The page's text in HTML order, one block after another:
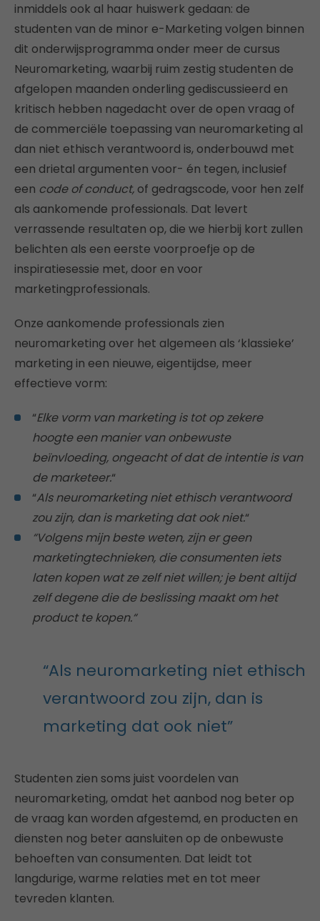
inmiddels ook al haar huiswerk gedaan: de
studenten van de minor e-Marketing volgen binnen
dit onderwijsprogramma onder meer de cursus
Neuromarketing, waarbij ruim zestig studenten de
afgelopen maanden onderling gediscussieerd en
kritisch hebben nagedacht over de open vraag of
de commerciële toepassing van neuromarketing al
dan niet ethisch verantwoord is, onderbouwd met
een drietal argumenten voor- én tegen, inclusief
een code of conduct, of gedragscode, voor hen zelf
als aankomende professionals. Dat levert
verrassende resultaten op, die we hierbij kort zullen
belichten als een eerste voorproefje op de
inspiratiesessie met, door en voor
marketingprofessionals.
Onze aankomende professionals zien
neuromarketing over het algemeen als ‘klassieke’
marketing in een nieuwe, eigentijdse, meer
effectieve vorm:
“Elke vorm van marketing is tot op zekere
hoogte een manier van onbewuste
beïnvloeding, ongeacht of dat de intentie is van
de marketeer.“
“Als neuromarketing niet ethisch verantwoord
zou zijn, dan is marketing dat ook niet.“
“Volgens mijn beste weten, zijn er geen
marketingtechnieken, die consumenten iets
laten kopen wat ze zelf niet willen; je bent altijd
zelf degene die de beslissing maakt om het
product te kopen.“
“Als neuromarketing niet ethisch
verantwoord zou zijn, dan is
marketing dat ook niet”
Studenten zien soms juist voordelen van
neuromarketing, omdat het aanbod nog beter op
de vraag kan worden afgestemd, en producten en
diensten nog beter aansluiten op de onbewuste
behoeften van consumenten. Dat leidt tot
langdurige, warme relaties met en tot meer
tevreden klanten.